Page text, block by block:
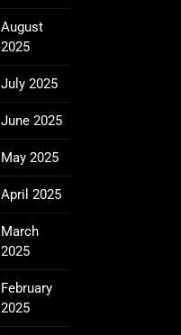
August
2025
July 2025
June 2025
May 2025
April 2025
March
2025
February
2025